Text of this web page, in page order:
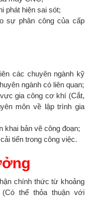
phát hiện sai sót;
sự phân công của cấp
các chuyên ngành kỹ
ngành có liên quan;
gia công cơ khí (Cắt,
môn về lập trình gia
khai bản vẽ công đoạn;
tiến trong công việc.
chính thức từ khoảng
(Có thể thỏa thuận với